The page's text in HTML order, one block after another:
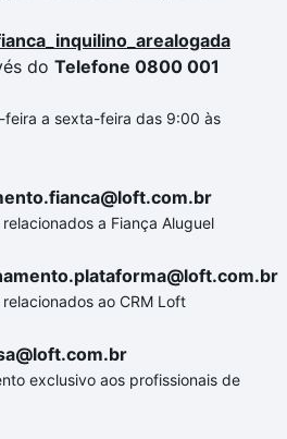
do Telefone 0800 001
feira a sexta-feira das 9:00 às
a Fiança Aluguel
ao CRM Loft
exclusivo aos profissionais de